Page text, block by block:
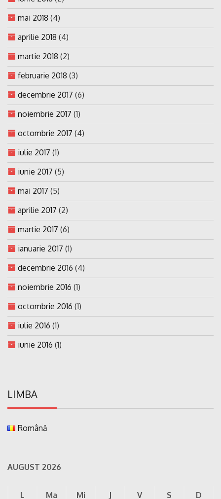
mai 2018 (4)
aprilie 2018 (4)
martie 2018 (2)
februarie 2018 (3)
decembrie 2017 (6)
noiembrie 2017 (1)
octombrie 2017 (4)
iulie 2017 (1)
iunie 2017 (5)
mai 2017 (5)
aprilie 2017 (2)
martie 2017 (6)
ianuarie 2017 (1)
decembrie 2016 (4)
noiembrie 2016 (1)
octombrie 2016 (1)
iulie 2016 (1)
iunie 2016 (1)
LIMBA
Română
AUGUST 2026
L Ma Mi J V S D